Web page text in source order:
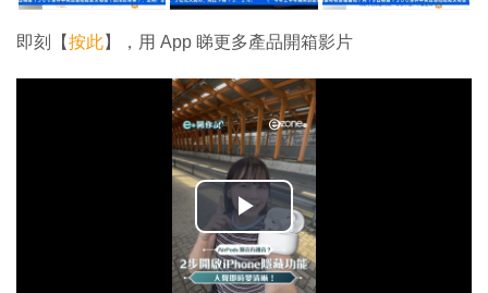
即刻【按此】，用 App 睇更多產品開箱影片
播
放